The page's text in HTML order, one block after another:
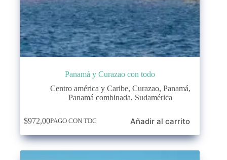
Panamá y Curazao con todo
Centro américa y Caribe, Curazao, Panamá,
Panamá combinada, Sudamérica
$972,00PAGO CON TDC Añadir al carrito